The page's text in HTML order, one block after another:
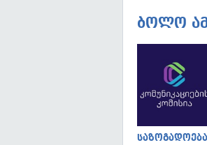
ბოლო
საზოგადოება